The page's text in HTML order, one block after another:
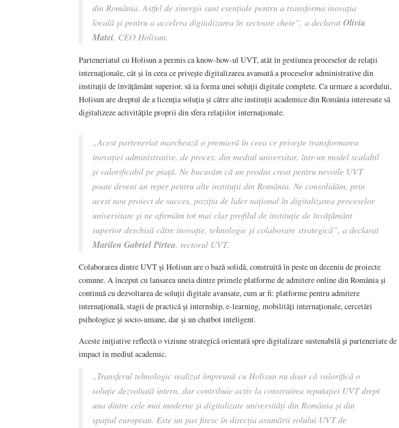
din România. Astfel de sinergii sunt esențiale pentru a transforma inovația
locală și pentru a accelera digitalizarea în sectoare cheie”, a declarat Oliviu
Matei, CEO Holisun.
Parteneriatul cu Holisun a permis ca know-how-ul UVT, atât în gestiunea proceselor de relații
internaționale, cât și în ceea ce privește digitalizarea avansată a proceselor administrative din
instituții de învățământ superior, să ia forma unei soluții digitale complete. Ca urmare a acordului,
Holisun are dreptul de a licenția soluția și către alte instituții academice din România interesate să
digitalizeze activitățile proprii din sfera relațiilor internaționale.
„Acest parteneriat marchează o premieră în ceea ce privește transformarea
inovației administrative, de proces, din mediul universitar, într-un model scalabil
și valorificabil pe piață. Ne bucurăm că un produs creat pentru nevoile UVT
poate deveni un reper pentru alte instituții din România. Ne consolidăm, prin
acest nou proiect de succes, poziția de lider național în digitalizarea proceselor
universitare și ne afirmăm tot mai clar profilul de instituție de învățământ
superior deschisă către inovație, tehnologie și colaborare strategică”, a declarat
Marilen Gabriel Pirtea, rectorul UVT.
Colaborarea dintre UVT și Holisun are o bază solidă, construită în peste un deceniu de proiecte
comune. A început cu lansarea uneia dintre primele platforme de admitere online din România și
continuă cu dezvoltarea de soluții digitale avansate, cum ar fi: platforme pentru admitere
internațională, stagii de practică și internship, e-learning, mobilități internaționale, cercetări
psihologice și socio-umane, dar și un chatbot inteligent.
Aceste inițiative reflectă o viziune strategică orientată spre digitalizare sustenabilă și parteneriate de
impact în mediul academic.
„Transferul tehnologic realizat împreună cu Holisun nu doar că valorifică o
soluție dezvoltată intern, dar contribuie activ la construirea reputației UVT drept
una dintre cele mai moderne și digitalizate universități din România și din
spațiul european. Este un pas firesc în direcția asumării rolului UVT de